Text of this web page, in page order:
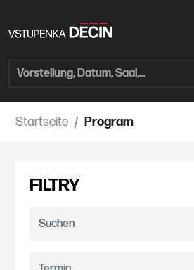
Startseite Program
FILTRY